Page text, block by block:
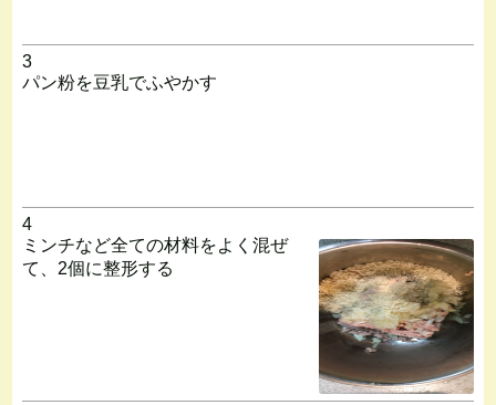
3
パン粉を豆乳でふやかす
4
ミンチなど全ての材料をよく混ぜ
て、2個に整形する